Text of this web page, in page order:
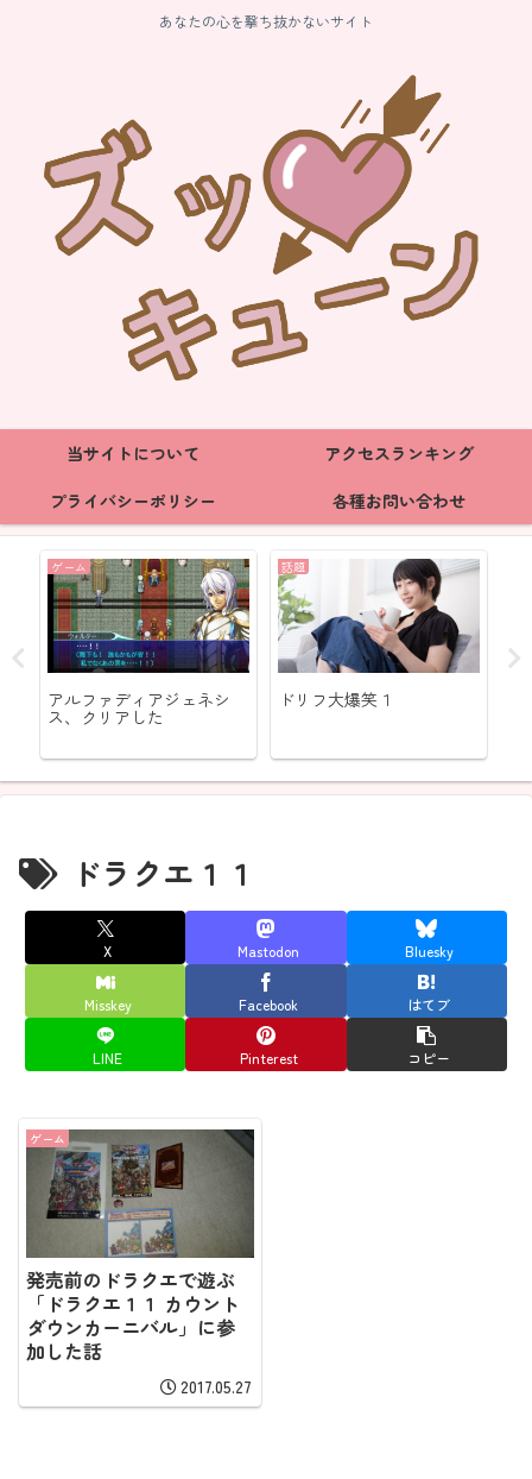
あなたの心を撃ち抜かないサイト
当サイトについて
アクセスランキング
プライバシーポリシー
各種お問い合わせ
ゲーム
アルファディアジェネシ
ス、クリアした
話題
ドリフ大爆笑１
ドラクエ１１
X Mastodon Bluesky
Misskey Facebook はてブ
LINE Pinterest コピー
ゲーム
発売前のドラクエで遊ぶ
「ドラクエ１１ カウント
ダウンカーニバル」に参
加した話
2017.05.27